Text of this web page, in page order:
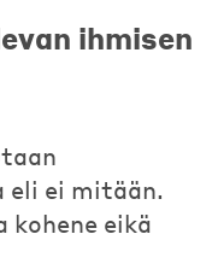
ihmisen
eli ei mitään.
kohene eikä